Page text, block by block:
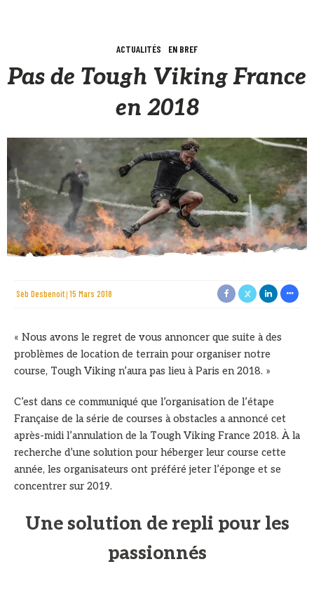
ACTUALITÉS EN BREF
Pas de Tough Viking France
en 2018
Sèb Desbenoit 15 Mars 2018
« Nous avons le regret de vous annoncer que suite à des
problèmes de location de terrain pour organiser notre
course, Tough Viking n’aura pas lieu à Paris en 2018. »
C’est dans ce communiqué que l’organisation de l’étape
Française de la série de courses à obstacles a annoncé cet
après-midi l’annulation de la Tough Viking France 2018. À la
recherche d’une solution pour héberger leur course cette
année, les organisateurs ont préféré jeter l’éponge et se
concentrer sur 2019.
Une solution de repli pour les
passionnés